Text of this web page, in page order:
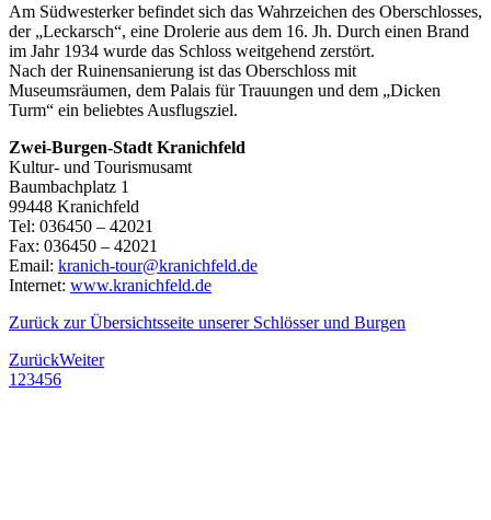
Am Südwesterker befindet sich das Wahrzeichen des Oberschlosses,
der „Leckarsch“, eine Drolerie aus dem 16. Jh. Durch einen Brand
im Jahr 1934 wurde das Schloss weitgehend zerstört.
Nach der Ruinensanierung ist das Oberschloss mit
Museumsräumen, dem Palais für Trauungen und dem „Dicken
Turm“ ein beliebtes Ausflugsziel.
Zwei-Burgen-Stadt Kranichfeld
Kultur- und Tourismusamt
Baumbachplatz 1
99448 Kranichfeld
Tel: 036450 – 42021
Fax: 036450 – 42021
Email: kranich-tour@kranichfeld.de
Internet: www.kranichfeld.de
Zurück zur Übersichtsseite unserer Schlösser und Burgen
ZurückWeiter
1 23456